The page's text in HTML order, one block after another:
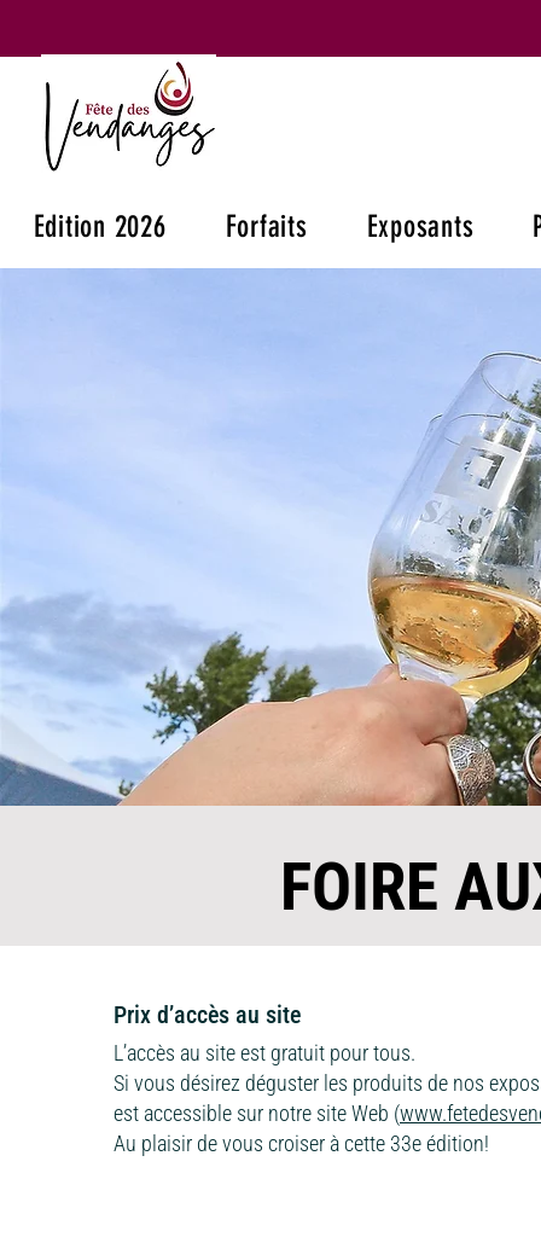
Edition 2026 Forfaits Exposants
FOIRE
Prix d’accès au site
L’accès au site est gratuit pour tous.
Si vous désirez déguster les produits de nos
est accessible sur notre site Web (
Au plaisir de vous croiser à cette 33e édition!